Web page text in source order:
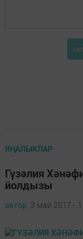
ЯҢАЛЫКЛАР
Гүзәлия
йолдызы
автор, 3 май 2017 -